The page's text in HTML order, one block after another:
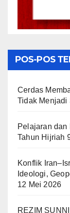
POS-POS
Cerdas
Tidak Menjadi
Pelajaran dan
Tahun Hijriah
Konflik
Ideologi,
12 Mei 2026
REZIM